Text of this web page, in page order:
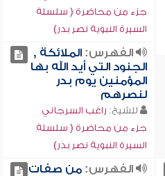
جزء من محاضرة ( سلسلة
السيرة النبوية نصر بدر)
الفهرس:الملائكة ,
الجنود التي أيد الله بها
المؤمنين يوم بدر
لنصرهم
للشيخ: راغب السرجاني
جزء من محاضرة ( سلسلة
السيرة النبوية نصر بدر)
الفهرس:من صفات